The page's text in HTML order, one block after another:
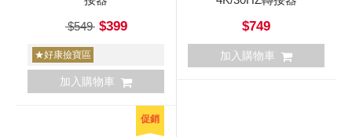
$549$399
★好康撿寶區
加入購物車
$749
加入購物車
促銷